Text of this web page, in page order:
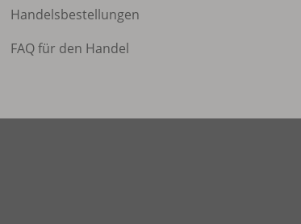
Handelsbestellungen
FAQ für den Handel